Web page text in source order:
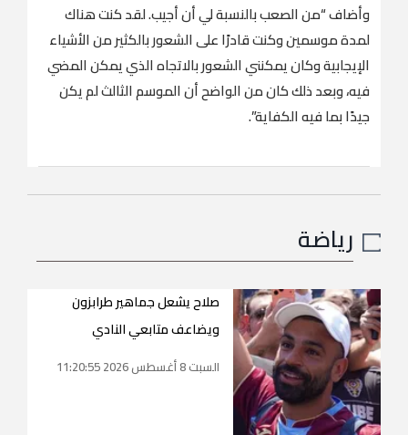
وأضاف “من الصعب بالنسبة لي أن أجيب. لقد كنت هناك
لمدة موسمين وكنت قادرًا على الشعور بالكثير من الأشياء
الإيجابية وكان يمكنني الشعور بالاتجاه الذي يمكن المضي
فيه، وبعد ذلك كان من الواضح أن الموسم الثالث لم يكن
جيدًا بما فيه الكفاية”.
رياضة
صلاح يشعل جماهير طرابزون
ويضاعف متابعي النادي
السبت 8 أغسطس 2026 11:20:55